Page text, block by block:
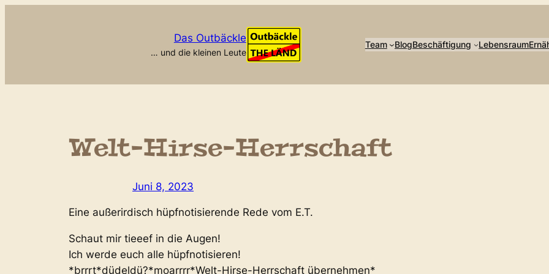
Das Outbäckle
… und die kleinen Leute
Team BlogBeschäftigung Lebensraum
Welt-Hirse-Herrschaft
Juni 8, 2023
Eine außerirdisch hüpfnotisierende Rede vom E.T.
Schaut mir tieeef in die Augen!
Ich werde euch alle hüpfnotisieren!
*brrrt*düdeldü?*moarrrr*Welt-Hirse-Herrschaft übernehmen*